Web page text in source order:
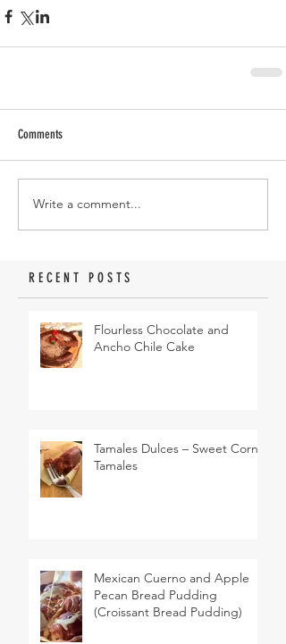
Comments
Write a comment...
RECENT POSTS
Flourless Chocolate and
Ancho Chile Cake
Tamales Dulces – Sweet Corn
Tamales
Mexican Cuerno and Apple
Pecan Bread Pudding
(Croissant Bread Pudding)